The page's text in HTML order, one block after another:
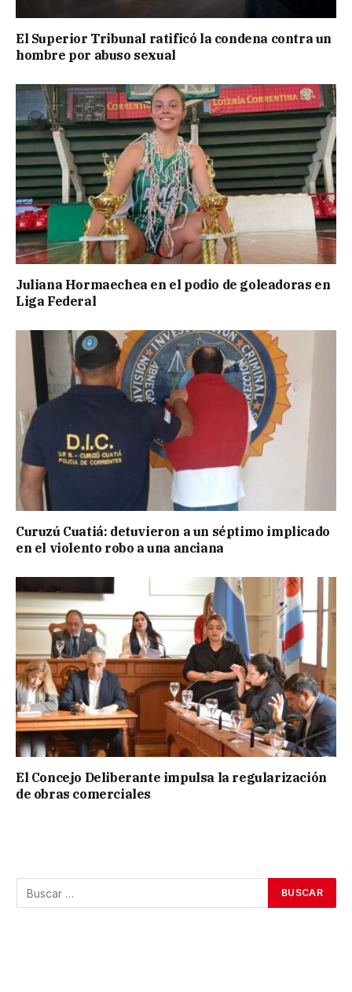
El Superior Tribunal ratificó la condena contra un
hombre por abuso sexual
Juliana Hormaechea en el podio de goleadoras en
Liga Federal
Curuzú Cuatiá: detuvieron a un séptimo implicado
en el violento robo a una anciana
El Concejo Deliberante impulsa la regularización
de obras comerciales